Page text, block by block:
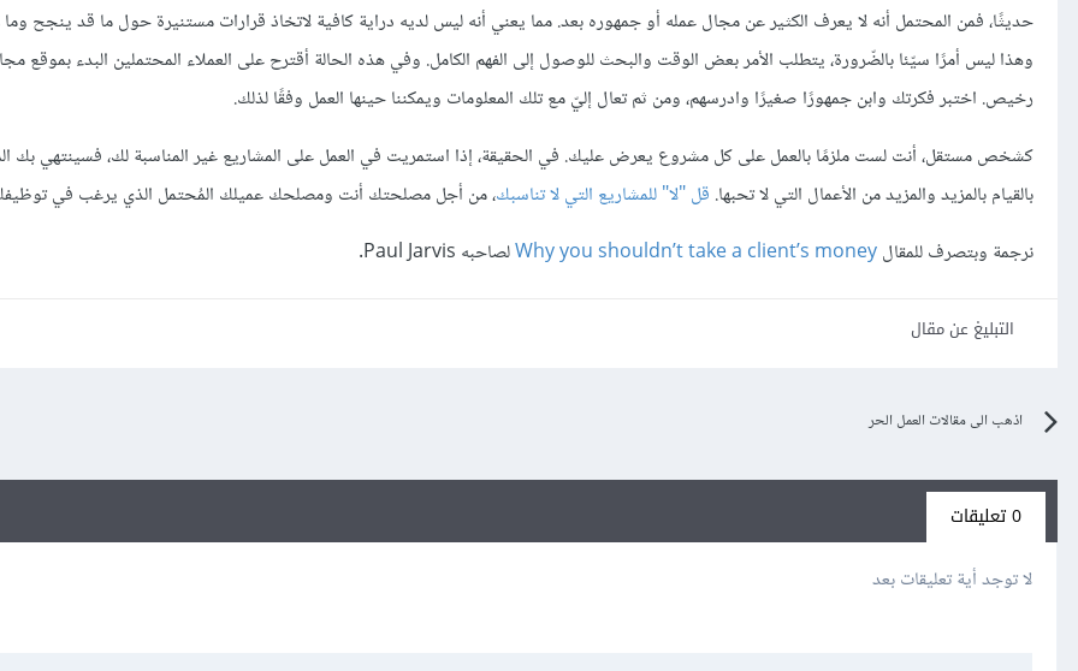
حديثًا، فمن المحتمل أنه لا يعرف الكثير عن مجال عمله أو جمهوره بعد. مما يعني أنه ليس لديه دراية كافية لاتخاذ قرارات مستنيرة حول ما قد ينجح
وهذا ليس أمرًا سيّئا بالضّرورة، يتطلب الأمر بعض الوقت والبحث للوصول إلى الفهم الكامل. وفي هذه الحالة أقترح على العملاء المحتملين البدء بموقع
رخيص. اختبر فكرتك وابن جمهورًا صغيرًا وادرسهم، ومن ثم تعال إليّ مع تلك المعلومات ويمكننا حينها العمل وفقًا لذلك.
كشخص مستقل، أنت لست ملزمًا بالعمل على كل مشروع يعرض عليك. في الحقيقة، إذا استمريت في العمل على المشاريع غير المناسبة لك، فسينتهي بك
بالقيام بالمزيد والمزيد من الأعمال التي لا تحبها. قل"لا" للمشاريع التي لا تناسبك، من أجل مصلحتك أنت ومصلحك عميلك المُحتمل الذي يرغب في
نرجمة وبتصرف للمقالWhy you shouldn’t take a client’s moneyلصاحبه Paul Jarvis.
التبليغ عن مقال
اذهب الى مقالات العمل الحر
0 تعليقات
لا توجد أية تعليقات بعد